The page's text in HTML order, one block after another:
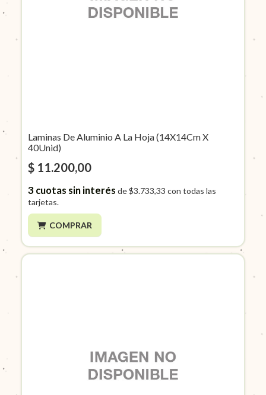
Laminas De Aluminio A La Hoja (14X14Cm X
40Unid)
$ 11.200,00
3cuotas sin interés de$3.733,33 con todas las
tarjetas.
COMPRAR